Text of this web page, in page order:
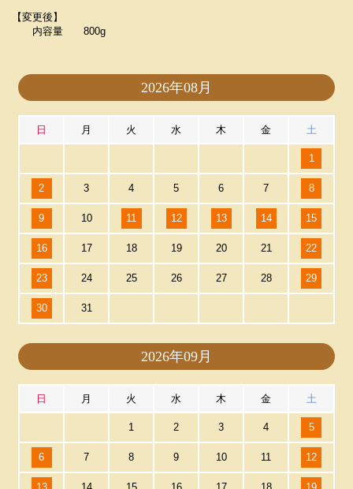
【変更後】
内容量 800g
2026年08月
日 月 火 水 木 金 土
1
2 3 4 5 6 7 8
9 10 11 12 13 14 15
16 17 18 19 20 21 22
23 24 25 26 27 28 29
30 31
2026年09月
日 月 火 水 木 金 土
1 2 3 4 5
6 7 8 9 10 11 12